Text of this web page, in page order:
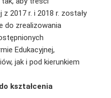
2017 r. i 2018 r. zostały
do zrealizowania
Edukacyjnej,
jak i pod kierunkiem
kształcenia